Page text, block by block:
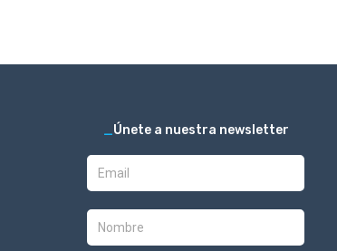
_Únete a nuestra newsletter